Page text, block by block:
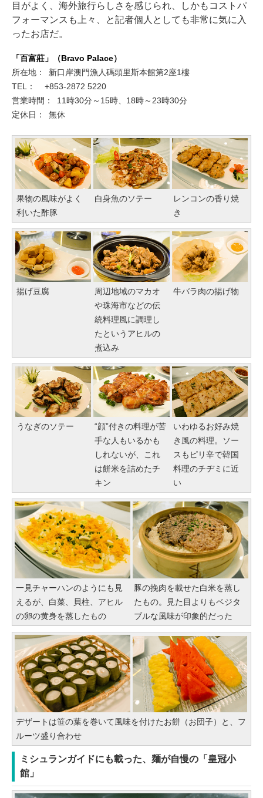
目がよく、海外旅行らしさを感じられ、しかもコストパ
フォーマンスも上々、と記者個人としても非常に気に入
ったお店だ。
「百富莊」（Bravo Palace）
所在地：
新口岸澳門漁人碼頭里斯本館第2座1樓
TEL：
+853-2872 5220
営業時間：
11時30分～15時、18時～23時30分
定休日：
無休
果物の風味がよく
利いた酢豚
白身魚のソテー
レンコンの香り焼
き
揚げ豆腐
周辺地域のマカオ
や珠海市などの伝
統料理風に調理し
たというアヒルの
煮込み
牛バラ肉の揚げ物
うなぎのソテー
“顔”付きの料理が苦
手な人もいるかも
しれないが、これ
は餅米を詰めたチ
キン
いわゆるお好み焼
き風の料理。ソー
スもピリ辛で韓国
料理のチヂミに近
い
一見チャーハンのようにも見
えるが、白菜、貝柱、アヒル
の卵の黄身を蒸したもの
豚の挽肉を載せた白米を蒸し
たもの。見た目よりもベジタ
ブルな風味が印象的だった
デザートは笹の葉を巻いて風味を付けたお餅（お団子）と、フ
ルーツ盛り合わせ
ミシュランガイドにも載った、麺が自慢の「皇冠小
館」